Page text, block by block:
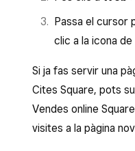
Passa el cursor
clic a la icona
Si ja fas servir una
Cites Square, pots
Vendes online
visites a la pàgina